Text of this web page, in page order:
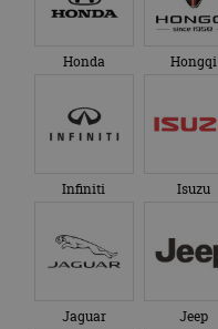
Honda Hongqi
Infiniti Isuzu
Jaguar Jeep